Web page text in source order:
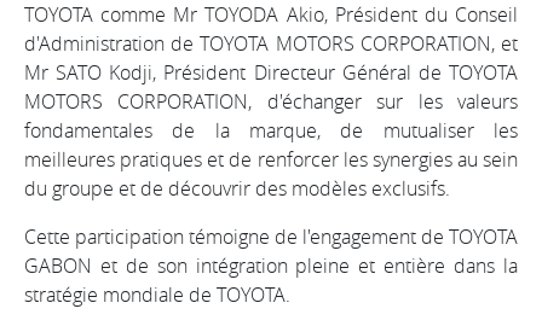
TOYOTA comme Mr TOYODA Akio, Président du Conseil
d'Administration de TOYOTA MOTORS CORPORATION, et
Mr SATO Kodji, Président Directeur Général de TOYOTA
MOTORS CORPORATION, d'échanger sur les valeurs
fondamentales de la marque, de mutualiser les
meilleures pratiques et de renforcer les synergies au sein
du groupe et de découvrir des modèles exclusifs.
Cette participation témoigne de l'engagement de TOYOTA
GABON et de son intégration pleine et entière dans la
stratégie mondiale de TOYOTA.